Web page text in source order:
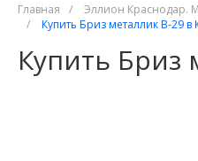
Главная / Эллион Краснодар.
/
Купить Бриз металлик В-29
Купить Бриз